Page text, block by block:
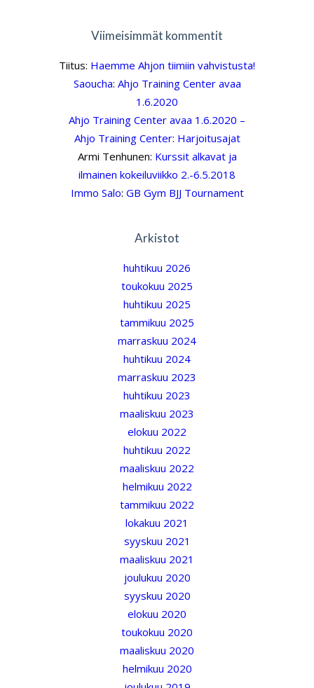
Viimeisimmät kommentit
Tiitus: Haemme Ahjon tiimiin vahvistusta!
Saoucha: Ahjo Training Center avaa
1.6.2020
Ahjo Training Center avaa 1.6.2020 –
Ahjo Training Center: Harjoitusajat
Armi Tenhunen: Kurssit alkavat ja
ilmainen kokeiluviikko 2.-6.5.2018
Immo Salo: GB Gym BJJ Tournament
Arkistot
huhtikuu 2026
toukokuu 2025
huhtikuu 2025
tammikuu 2025
marraskuu 2024
huhtikuu 2024
marraskuu 2023
huhtikuu 2023
maaliskuu 2023
elokuu 2022
huhtikuu 2022
maaliskuu 2022
helmikuu 2022
tammikuu 2022
lokakuu 2021
syyskuu 2021
maaliskuu 2021
joulukuu 2020
syyskuu 2020
elokuu 2020
toukokuu 2020
maaliskuu 2020
helmikuu 2020